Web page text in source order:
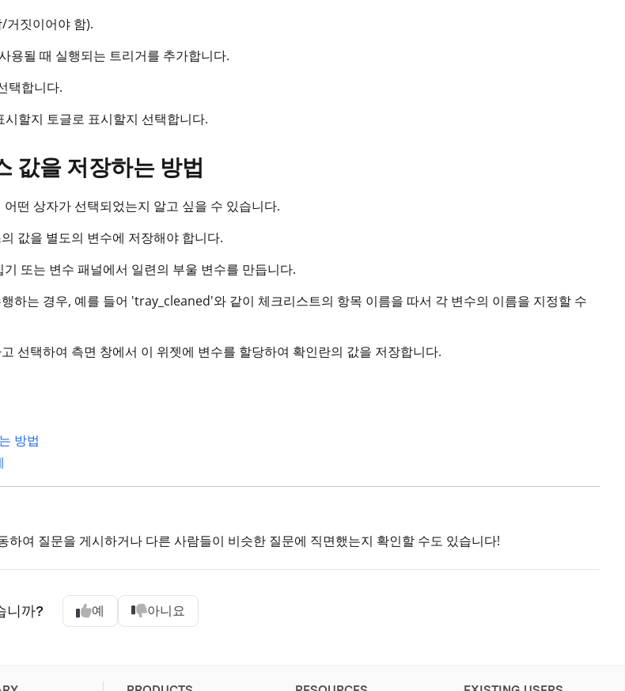
거짓이어야 함).
용될 때 실행되는 트리거를 추가합니다.
택합니다.
할지 토글로 표시할지 선택합니다.
값을 저장하는 방법
떤 상자가 선택되었는지 알고 싶을 수 있습니다.
값을 별도의 변수에 저장해야 합니다.
또는 변수 패널에서 일련의 부울 변수를 만듭니다.
하는 경우, 예를 들어 'tray_cleaned'와 같이 체크리스트의 항목 이름을 따서 각 변수의 이름을 지정할 수
선택하여 측면 창에서 이 위젯에 변수를 할당하여 확인란의 값을 저장합니다.
방법
하여 질문을 게시하거나 다른 사람들이 비슷한 질문에 직면했는지 확인할 수도 있습니다!
니까? 예 아니요